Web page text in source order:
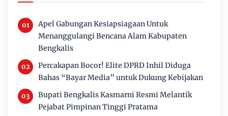
Apel Gabungan Kesiapsiagaan Untuk
Menanggulangi Bencana Alam Kabupaten
Bengkalis
Percakapan Bocor! Elite DPRD Inhil Diduga
Bahas “Bayar Media” untuk Dukung Kebijakan
Bupati Bengkalis Kasmarni Resmi Melantik
Pejabat Pimpinan Tinggi Pratama